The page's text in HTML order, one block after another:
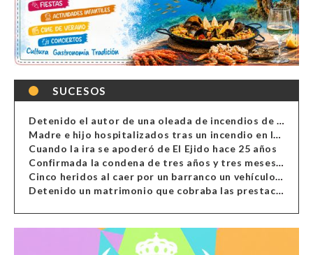
SUCESOS
Detenido el autor de una oleada de incendios de contenedores en Almería
Madre e hijo hospitalizados tras un incendio en la cocina de una vivienda en Almería
Cuando la ira se apoderó de El Ejido hace 25 años
Confirmada la condena de tres años y tres meses al hombre de Antas acusado de xenofobia
Cinco heridos al caer por un barranco un vehículo en Alcolea
Detenido un matrimonio que cobraba las prestaciones de ilegales en Almería, Granada, Málaga, Huelva y Murcia